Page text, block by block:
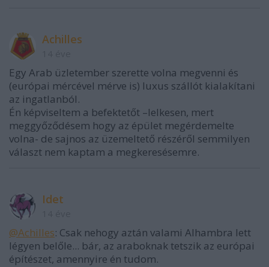
Achilles
Egy Arab üzletember szerette volna megvenni és
(európai mércével mérve is) luxus szállót kialakítani
az ingatlanból.
Én képviseltem a befektetőt –lelkesen, mert
meggyőződésem hogy az épület megérdemelte
volna- de sajnos az üzemeltető részéről semmilyen
választ nem kaptam a megkeresésemre.
Idet
@Achilles: Csak nehogy aztán valami Alhambra lett
légyen belőle... bár, az araboknak tetszik az európai
építészet, amennyire én tudom.